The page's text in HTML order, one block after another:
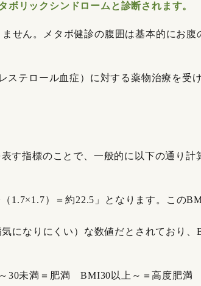
リックシンドロームと診断されます。
せん。メタボ健診の腹囲は基本的にお腹
テロール血症）に対する薬物治療を受
す指標のことで、一般的に以下の通り計
1.7×1.7）＝約22.5」となります。この
になりにくい）な数値だとされており
未満＝肥満 BMI30以上～＝高度肥満